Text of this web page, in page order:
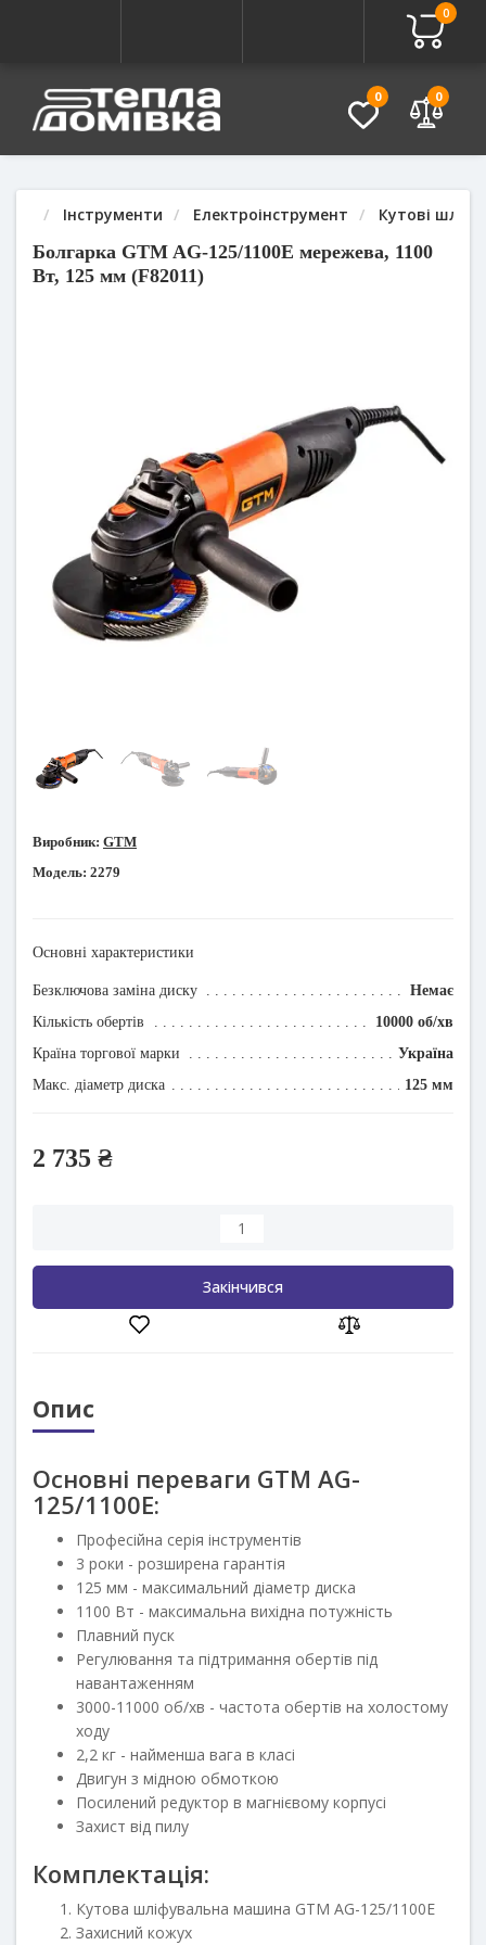
0
0 0
Інструменти Електроінструмент Кутові
Болгарка GTM AG-125/1100E мережева, 1100
Вт, 125 мм (F82011)
Питання - Відповідь
Виробник: GTM
Модель: 2279
Основні характеристики
Безключова заміна диску
Немає
Кількість обертів
10000 об/хв
Країна торгової марки
Україна
Макс. діаметр диска
125 мм
2 735 ₴
Закінчився
Опис
Основні переваги GTM AG-
125/1100E:
Професійна серія інструментів
3 роки - розширена гарантія
125 мм - максимальний діаметр диска
1100 Вт - максимальна вихідна потужність
Плавний пуск
Регулювання та підтримання обертів під
навантаженням
3000-11000 об/хв - частота обертів на холостому
ходу
2,2 кг - найменша вага в класі
Двигун з мідною обмоткою
Посилений редуктор в магнієвому корпусі
Захист від пилу
Комплектація:
Кутова шліфувальна машина GTM AG-125/1100E
Захисний кожух